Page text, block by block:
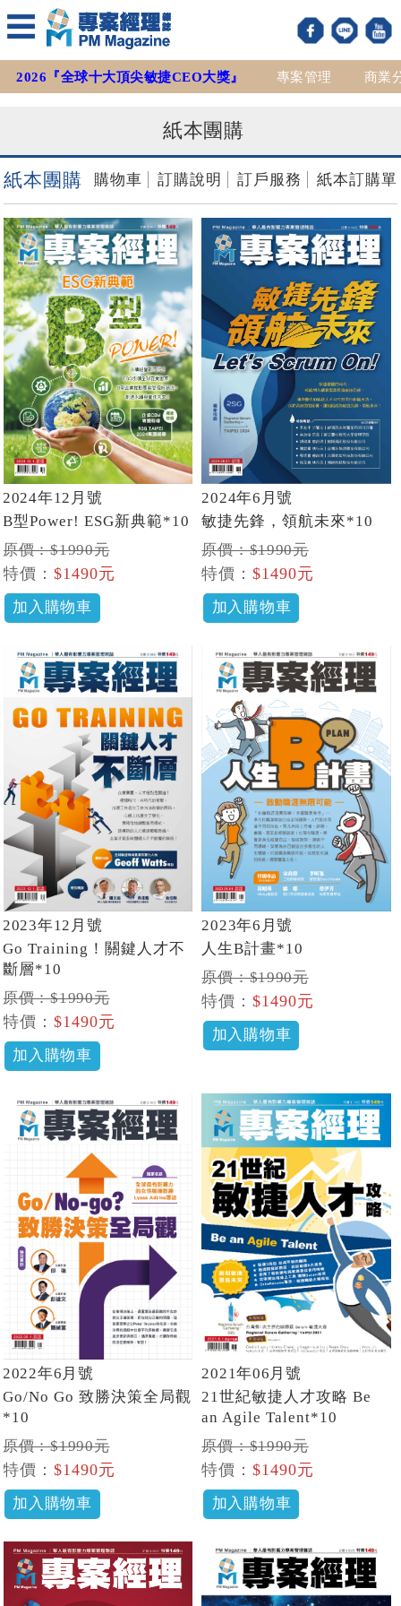
2026『全球十大頂尖敏捷CEO大獎』 專案管理 商業
紙本團購
紙本團購 購物車 訂購說明 訂戶服務 紙本訂購單
2024年12月號
B型Power! ESG新典範*10
原價：$1990元
特價：$1490元
加入購物車
2024年6月號
敏捷先鋒，領航未來*10
原價：$1990元
特價：$1490元
加入購物車
2023年12月號
Go Training！關鍵人才不
斷層*10
原價：$1990元
特價：$1490元
加入購物車
2023年6月號
人生B計畫*10
原價：$1990元
特價：$1490元
加入購物車
2022年6月號
Go/No Go 致勝決策全局觀
*10
原價：$1990元
特價：$1490元
加入購物車
2021年06月號
21世紀敏捷人才攻略 Be
an Agile Talent*10
原價：$1990元
特價：$1490元
加入購物車